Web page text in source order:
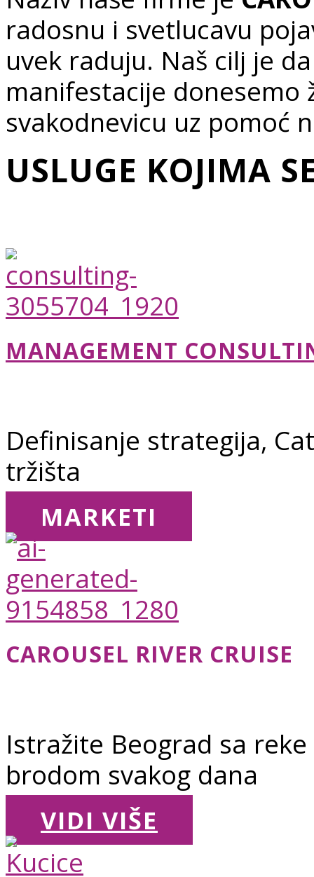
radosnu i svetlucavu
uvek raduju. Naš cilj je
manifestacije donesemo
svakodnevicu uz pomoć
USLUGE KOJIMA
MANAGEMENT
Definisanje strategija,
tržišta
MARKETI
CAROUSEL RIVER CRUISE
Istražite Beograd sa
brodom svakog dana
VIDI VIŠE